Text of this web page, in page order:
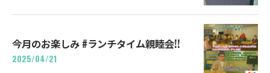
今月のお楽しみ #ランチタイム親睦会!!
2025/04/21